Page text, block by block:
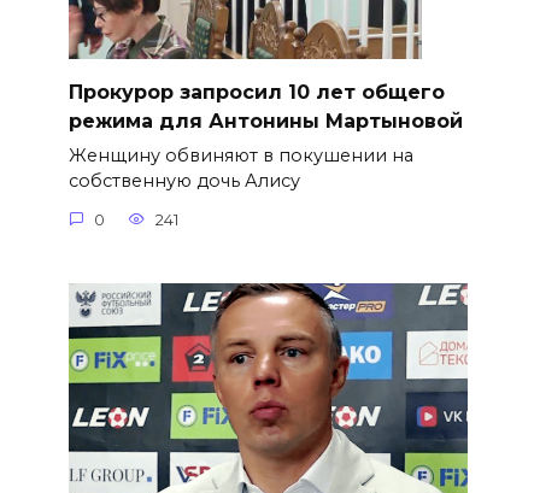
​Прокурор запросил 10 лет общего
режима для Антонины Мартыновой
Женщину обвиняют в покушении на
собственную дочь Алису
0 241